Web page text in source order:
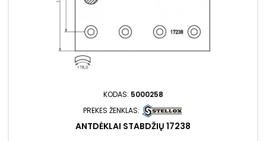
KODAS: 5000258
PREKĖS ŽENKLAS:
ANTDĖKLAI STABDŽIŲ 17238